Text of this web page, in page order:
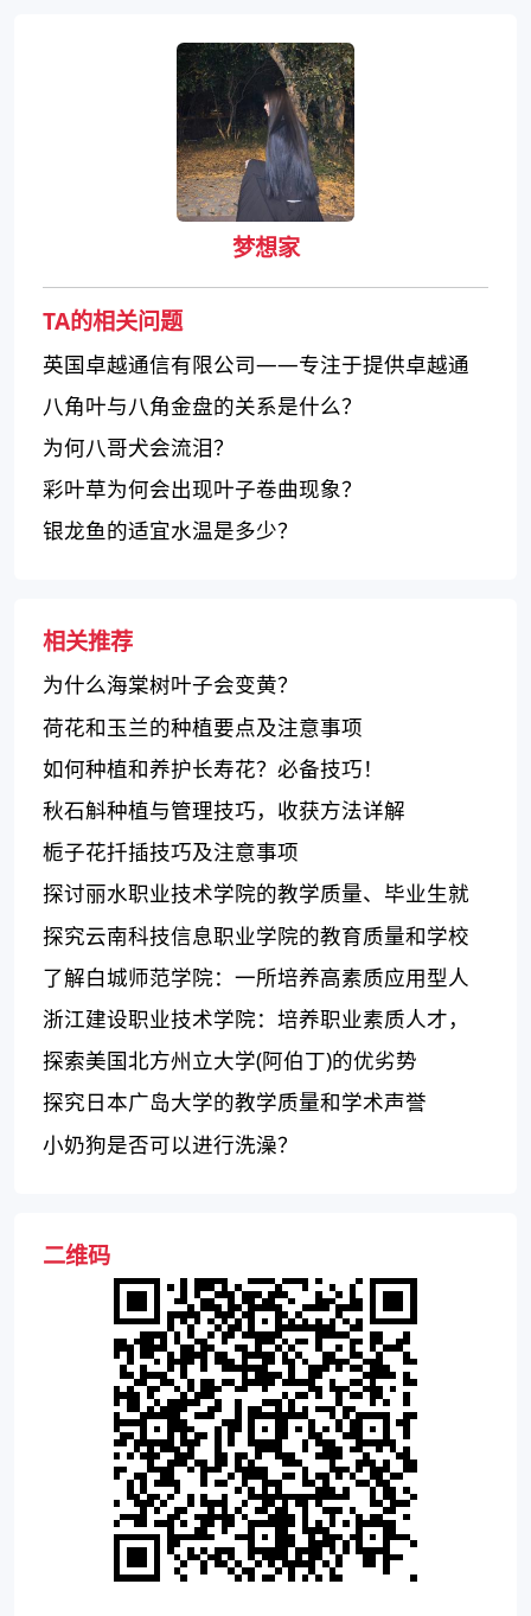
梦想家
TA的相关问题
英国卓越通信有限公司——专注于提供卓越通
信解决方案的领先企业
八角叶与八角金盘的关系是什么？
为何八哥犬会流泪？
彩叶草为何会出现叶子卷曲现象？
银龙鱼的适宜水温是多少？
相关推荐
为什么海棠树叶子会变黄？
荷花和玉兰的种植要点及注意事项
如何种植和养护长寿花？必备技巧！
秋石斛种植与管理技巧，收获方法详解
栀子花扦插技巧及注意事项
探讨丽水职业技术学院的教学质量、毕业生就
业及设施条件
探究云南科技信息职业学院的教育质量和学校
特色
了解白城师范学院：一所培养高素质应用型人
才的省属本科师范大学
浙江建设职业技术学院：培养职业素质人才，
受用人单位好评
探索美国北方州立大学(阿伯丁)的优劣势
探究日本广岛大学的教学质量和学术声誉
小奶狗是否可以进行洗澡？
二维码